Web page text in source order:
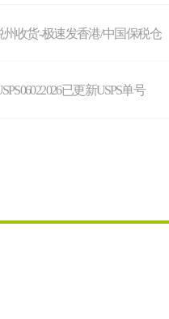
州收货-极速发香港/中国保税仓
已更新USPS单号